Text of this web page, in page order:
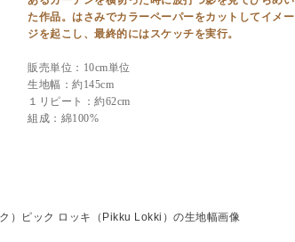
た作品。はさみでカラーペーパーをカットしてイメー
ジを起こし、最終的にはスケッチを実行。
販売単位：10cm単位
生地幅：約145cm
１リピート：約62cm
組成：綿100%